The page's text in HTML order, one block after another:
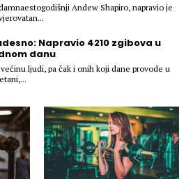
Andew Shapiro, napravio je
Napravio 4210 zgibova u
danu
ljudi, pa čak i onih koji dane provode u